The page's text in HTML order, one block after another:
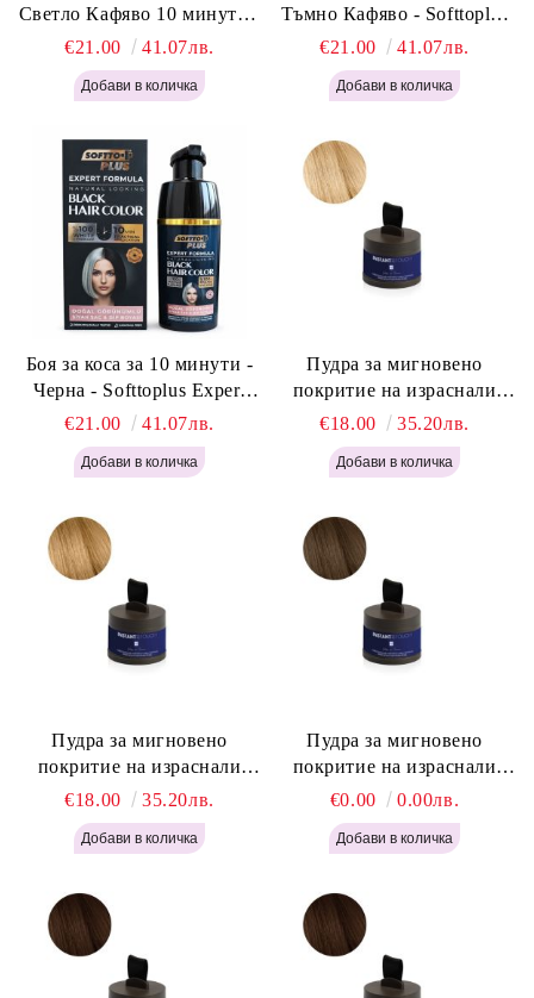
Светло Кафяво 10 минути -
Softtoplus Expert Woman
Light Brown 400мл
€21.00 41.07лв.
Тъмно Кафяво - Softtoplus
Expert Woman Dark Brown
400 мл
€21.00 41.07лв.
Боя за коса за 10 минути -
Черна - Softtoplus Expert
Woman Black 400мл
€21.00 41.07лв.
Пудра за мигновено
покритие на израснали
корени Светло Русо - Labor
Pro Instant Retouch Powder -
Light Blonde H646
€18.00 35.20лв.
Пудра за мигновено
покритие на израснали
корени Русо - Labor Pro
Instant Retouch Powder -
Blonde H645
€18.00 35.20лв.
Пудра за мигновено
покритие на израснали
корени Светло Кафяво -
Labor Pro Instant Retouch
Powder - Light Brown H644
€0.00 0.00лв.